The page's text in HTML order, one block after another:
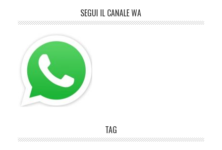
SEGUI IL CANALE WA
TAG